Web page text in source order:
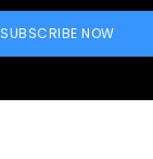
SUBSCRIBE NOW